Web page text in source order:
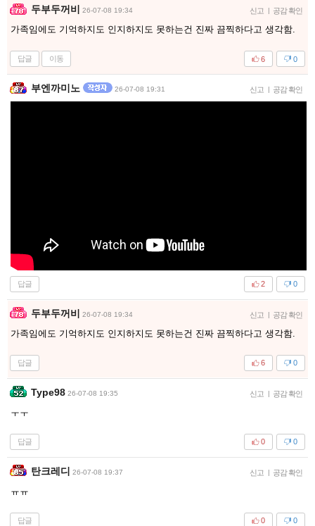
두부두꺼비 26-07-08 19:34 신고 | 공감 확인
가족임에도 기억하지도 인지하지도 못하는건 진짜 끔찍하다고 생각함.
답글 이동 0
6
부엔까미노 26-07-08 19:31 신고 | 공감 확인
답글 0
2
두부두꺼비 26-07-08 19:34 신고 | 공감 확인
가족임에도 기억하지도 인지하지도 못하는건 진짜 끔찍하다고 생각함.
답글 0
6
Type98 26-07-08 19:35 신고 | 공감 확인
ㅜㅜ
답글 0
0
탄크레디 26-07-08 19:37 신고 | 공감 확인
ㅠㅠ
답글 0
0